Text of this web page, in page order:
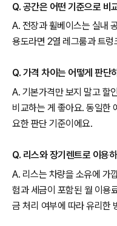
Q. 공간은 어떤 기준으로 비
A. 전장과 휠베이스는 실내
용도라면 2열 레그룸과 트
Q. 가격 차이는 어떻게 판단
A. 기본가격만 보지 말고 할
비교하는 게 좋아요. 동일한
요한 판단 기준이에요.
Q. 리스와 장기렌트로 이용
A. 리스는 차량을 소유에 가
험과 세금이 포함된 월 이용
금 처리 여부에 따라 유리한